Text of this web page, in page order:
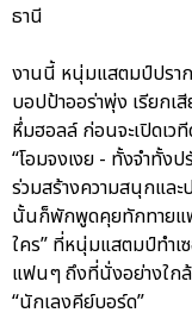
ธานี
งานนี้ หนุ่มแสตมป์ปรา
บอปป้าออร่าพุ่ง เรียก
หึ่มฮอลล์ ก่อนจะเปิดเว
“โอมจงเงย - ทั้งจำทั้
ร่วมสร้างความสนุกแล
นั้นก็พักพูดคุยทักทายแ
ใคร” ที่หนุ่มแสตมป์ทำเ
แฟนๆ ถึงที่นั่งอย่างใก
“นักเลงคีย์บอร์ด”